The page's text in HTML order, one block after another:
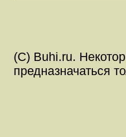
(C) Buhi.ru.
предназначаться